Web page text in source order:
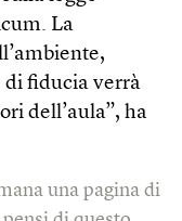
La
di fiducia verrà
dell’aula”, ha
una pagina di